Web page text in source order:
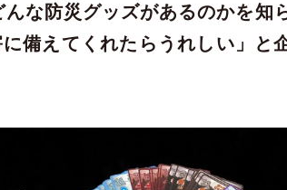
んな防災グッズがあるのかを知
備えてくれたらうれしい」と